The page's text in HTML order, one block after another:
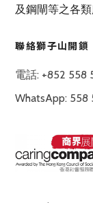
及鋼閘等之各類
聯絡獅子山開鎖
電話: +852 558
WhatsApp: 558